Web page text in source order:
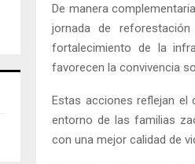
De manera
jornada de
fortalecimiento de la
favorecen la convivencia
Estas acciones reflejan el
entorno de las familias
con una mejor calidad de